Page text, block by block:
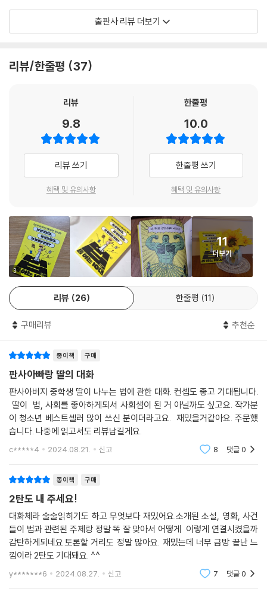
청소년들에게 “법이라는 단어를 들었을 때 무엇이 먼저 떠오르니?”라고
물으면, 대부분의 아이들은 ‘소송’ ‘처벌’ ‘무서운 것’ ‘감옥’ 등의 단어를 이
이에서 발생하는 다툼을 공정하게 해결’해 정의로운 사회를 만드는 역할도
는 것이다. 즉, 법은 사회가 유지되기 위해서 반드시 지켜야 할 강제성을 가
진 최소한의 규칙이며, 동시에 우리를 보호해 주는 도구다. 그래서 책 속에
담긴 법의 본질, 법이 보호하는 권리, 법이 추구하는 정의, 형벌과 처벌의
목적, 법관이 사건을 바라볼 때 지켜야 할 원칙 등은 법을 이해하는 데 큰
도움이 된다.
이 책의 매력은 법 지식을 쉽게 전달하기 위해 ‘대화’ 방식과 ‘스토리의
힘’을 활용한다는 점이다. 『파리 대왕』, 『로빈 훗』, 『동물 농장』 같은 영화부
터 실제 일어난 미뇨넷호 사건, 플레시 대 퍼거슨 사건, 캐리 벅 사건, 드레
퓌스 사건 등을 통해 필수 교양으로서의 법을 재미있게 이해하고 일상 속
에 적용할 수 있게 도와준다.
“법 없이도 살 사람은 선한 사람일까?”
“목격자의 진술은 어디까지 믿어야 할까?”
법은 인간의 기본권과 생명, 재산을 보호하는 순기능이 있지만, 잘못 사용
하면 누군가에겐 회복할 수 없을 지경의 엄청난 피해를 입힌다. 그래서 법
을 제대로 알고 적용하는 것이 무엇보다 중요하기에 법관들은 법 적용에
신중할 수밖에 없다. 점점 형벌과 처벌의 과정이 신중해지고, 복잡해지지
는 이유다.
간의 삶 속에서 살아 움직이는 학문이기 때문에 제대로 잘 알고 적용하는
것만큼이나 새로운 시각을 가지고 여러 입장에서 생각해 보는 노력 또한
필요하다. 그래야 개인의 기본권이 침해받는 일이 사라지고, 억울한 희생
이 생기지 않기 때문이다.
책에서 소개한 여러 가지 사건과 에피소드를 통해 ‘법의 매력’에 빠져 보자.
각 챕터마다 있는 [나영쌤과 함께 생각을 나눠 봐!] 질문에 답하다 보면, 세
출판사 리뷰 더보기
리뷰/한줄평 37
리뷰
9.8
리뷰 쓰기
혜택 및 유의사항
한줄평
10.0
한줄평 쓰기
혜택 및 유의사항
3
11
더보기
리뷰 26 한줄평 11
구매리뷰 추천순
종이책 구매
판사아빠랑 딸의 대화
판사아버지 중학생 딸이 나누는 법에 관한 대화. 컨셉도 좋고 기대됩니다.
딸이 법, 사회를 좋아하게되서 사회샘이 된 거 아닐까도 싶고요. 작가분
이 청소년 베스트셀러 많이 쓰신 분이더라고요. 재밌을거같아요. 주문했
습니다. 나중에 읽고서도 리뷰남길게요.
c*****4 2024.08.21. 신고 8 댓글0
종이책 구매
2탄도 내 주세요!
대화체라 술술읽히기도 하고 무엇보다 재밌어요.소개된 소설, 영화, 사건
들이 법과 관련된 주제랑 정말 똑 잘 맞아서 어떻게 이렇게 연결시켰을까
감탄하게되네요.토론할 거리도 정말 많아요. 재밌는데 너무 금방 끝난 느
낌이라 2탄도 기대돼요. ^^
y*******6 2024.08.27. 신고 7 댓글0